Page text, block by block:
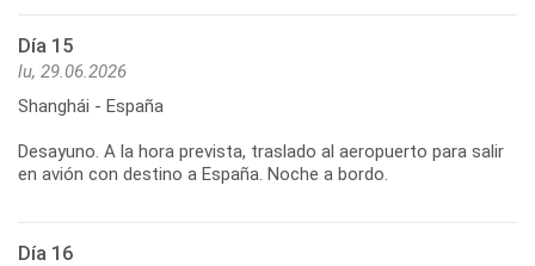
Día 15
lu, 29.06.2026
Shanghái - España
Desayuno. A la hora prevista, traslado al aeropuerto para salir
Día 16